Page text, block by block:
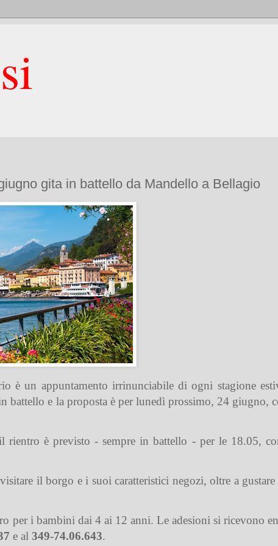
gita in battello da Mandello a Bellagio
è un appuntamento irrinunciabile di ogni stagione
battello e la proposta è per lunedì prossimo, 24 giugno,
è previsto - sempre in battello - per le 18.05,
il borgo e i suoi caratteristici negozi, oltre a gustare
per i bambini dai 4 ai 12 anni. Le adesioni si ricevono
e al 349-74.06.643.